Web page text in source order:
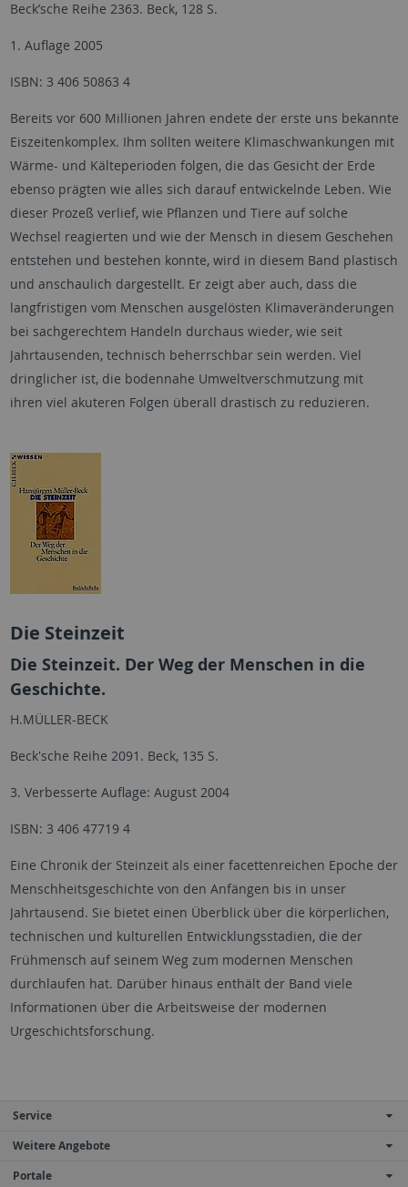
Beck’sche Reihe 2363. Beck, 128 S.
1. Auflage 2005
ISBN: 3 406 50863 4
Bereits vor 600 Millionen Jahren endete der erste uns bekannte
Eiszeitenkomplex. Ihm sollten weitere Klimaschwankungen mit
Wärme- und Kälteperioden folgen, die das Gesicht der Erde
ebenso prägten wie alles sich darauf entwickelnde Leben. Wie
dieser Prozeß verlief, wie Pflanzen und Tiere auf solche
Wechsel reagierten und wie der Mensch in diesem Geschehen
entstehen und bestehen konnte, wird in diesem Band plastisch
und anschaulich dargestellt. Er zeigt aber auch, dass die
langfristigen vom Menschen ausgelösten Klimaveränderungen
bei sachgerechtem Handeln durchaus wieder, wie seit
Jahrtausenden, technisch beherrschbar sein werden. Viel
dringlicher ist, die bodennahe Umweltverschmutzung mit
ihren viel akuteren Folgen überall drastisch zu reduzieren.
Die Steinzeit
Die Steinzeit. Der Weg der Menschen in die
Geschichte.
H.MÜLLER-BECK
Beck'sche Reihe 2091. Beck, 135 S.
3. Verbesserte Auflage: August 2004
ISBN: 3 406 47719 4
Eine Chronik der Steinzeit als einer facettenreichen Epoche der
Menschheitsgeschichte von den Anfängen bis in unser
Jahrtausend. Sie bietet einen Überblick über die körperlichen,
technischen und kulturellen Entwicklungsstadien, die der
Frühmensch auf seinem Weg zum modernen Menschen
durchlaufen hat. Darüber hinaus enthält der Band viele
Informationen über die Arbeitsweise der modernen
Urgeschichtsforschung.
Service
Weitere Angebote
Portale